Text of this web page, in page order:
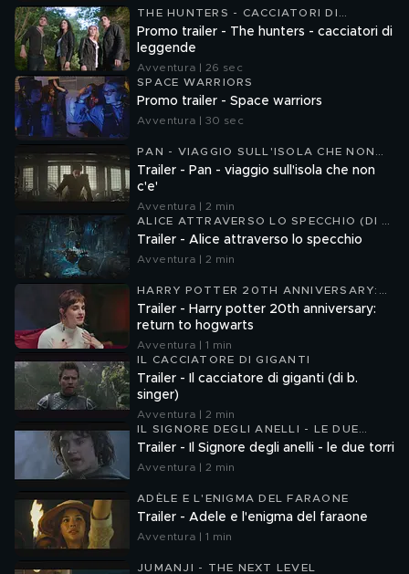
THE HUNTERS - CACCIATORI DI
LEGGENDE
Promo trailer - The hunters - cacciatori di
leggende
Avventura | 26 sec
SPACE WARRIORS
Promo trailer - Space warriors
Avventura | 30 sec
PAN - VIAGGIO SULL'ISOLA CHE NON
C'È
Trailer - Pan - viaggio sull'isola che non
c'e'
Avventura | 2 min
ALICE ATTRAVERSO LO SPECCHIO (DI J.
BOBIN)
Trailer - Alice attraverso lo specchio
Avventura | 2 min
HARRY POTTER 20TH ANNIVERSARY:
RETURN TO HOGWARTS
Trailer - Harry potter 20th anniversary:
return to hogwarts
Avventura | 1 min
IL CACCIATORE DI GIGANTI
Trailer - Il cacciatore di giganti (di b.
singer)
Avventura | 2 min
IL SIGNORE DEGLI ANELLI - LE DUE
TORRI
Trailer - Il Signore degli anelli - le due torri
Avventura | 2 min
ADÈLE E L'ENIGMA DEL FARAONE
Trailer - Adele e l'enigma del faraone
Avventura | 1 min
JUMANJI - THE NEXT LEVEL